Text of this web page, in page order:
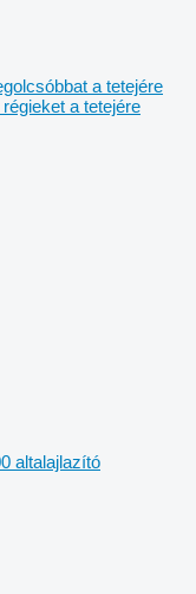
a tetejére
a tetejére
altalajlazító